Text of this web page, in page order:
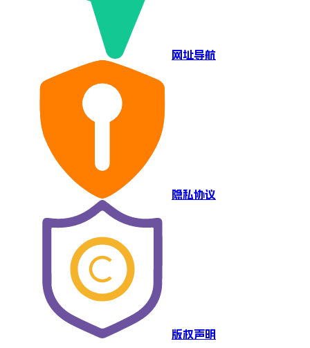
网址导航
隐私协议
版权声明